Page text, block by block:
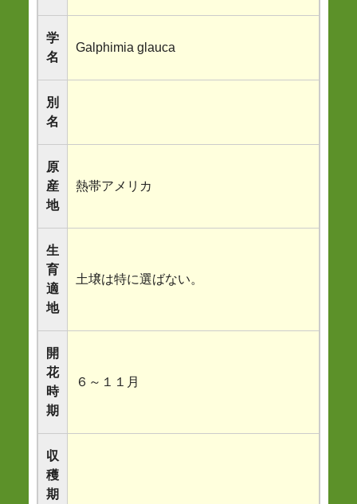
学
名
Galphimia glauca
別
名
原
産
地
熱帯アメリカ
生
育
適
地
土壌は特に選ばない。
開
花
時
期
６～１１月
収
穫
期